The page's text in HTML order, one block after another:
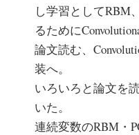
し学習としてRBM
るために
論文読む、
装へ。
いろいろと論文を
いた。
連続変数のRBM・